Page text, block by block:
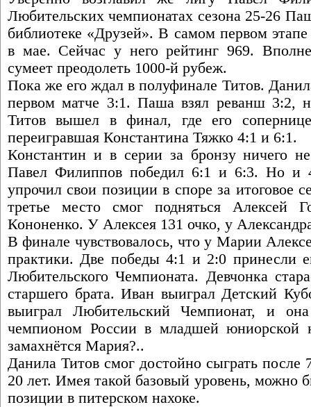
Любительских чемпионатах сезона 25-26
библиотеке «Друзей». В самом первом
в мае. Сейчас у него рейтинг 969.
сумеет преодолеть 1000-й рубеж.
Пока же его ждал в полуфинале Титов.
первом матче 3:1. Паша взял реванш 3:2,
Титов вышел в финал, где его
переигравшая Константина Тяжко 4:1 и 6:1.
Константин и в серии за бронзу ничего
Павел Филиппов победил 6:1 и 6:3. Но и
упрочил свои позиции в споре за итоговое
третье место смог подняться Алексей
Кононенко. У Алексея 131 очко, у
В финале чувствовалось, что у Марии
практики. Две победы 4:1 и 2:0 принесли
Любительского Чемпионата. Девчонка
старшего брата. Иван выиграл Детский
выиграл Любительский Чемпионат, и
чемпионом России в младшей юниорской
замахнётся Мария?..
Данила Титов смог достойно сыграть после
20 лет. Имея такой базовый уровень, можно
позиции в питерском нахоке.